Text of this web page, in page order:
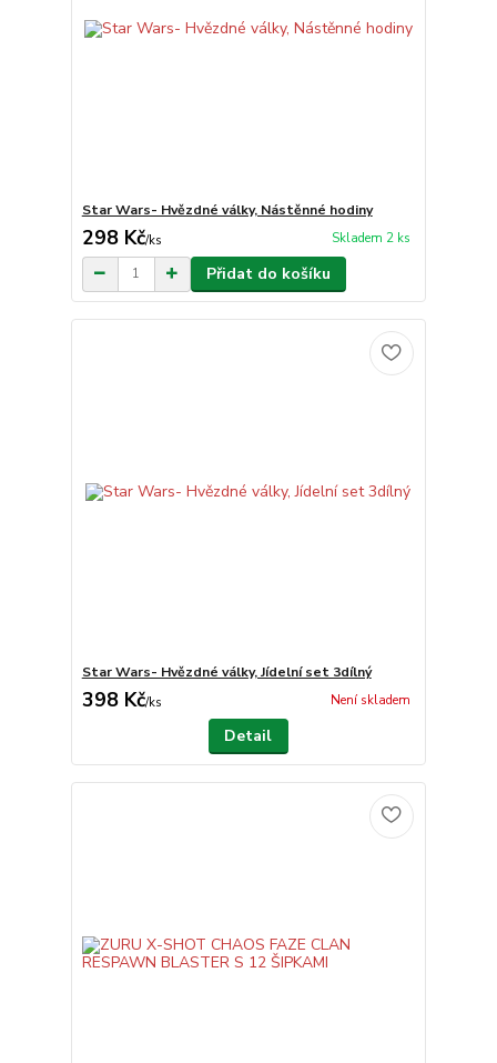
Star Wars- Hvězdné války, Nástěnné hodiny
298 Kč/ks Skladem 2 ks
Přidat do košíku
Star Wars- Hvězdné války, Jídelní set 3dílný
398 Kč/ks Není skladem
Detail